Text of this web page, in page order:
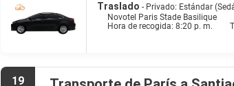
Traslado - Privado: Estándar
Novotel Paris Stade Basilique
Hora de recogida: 8:20 p. m.
19